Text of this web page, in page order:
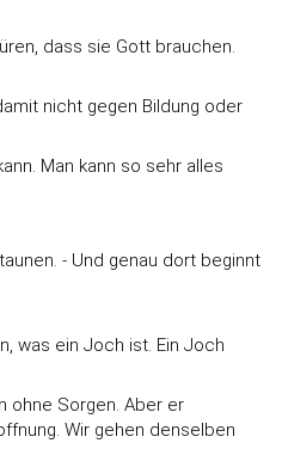
dass sie Gott brauchen.
nicht gegen Bildung oder
Man kann so sehr alles
- Und genau dort beginnt
was ein Joch ist. Ein Joch
ohne Sorgen. Aber er
Wir gehen denselben